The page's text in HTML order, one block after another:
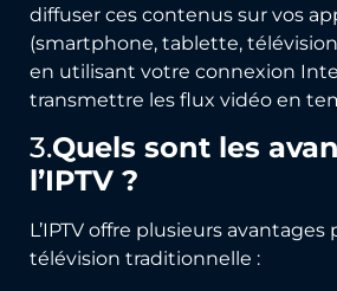
diffuser ces contenus sur vos
(smartphone, tablette,
en utilisant votre connexion
transmettre les flux vidéo en
3.Quels sont les
l’IPTV ?
L’IPTV offre plusieurs avantages
télévision traditionnelle :